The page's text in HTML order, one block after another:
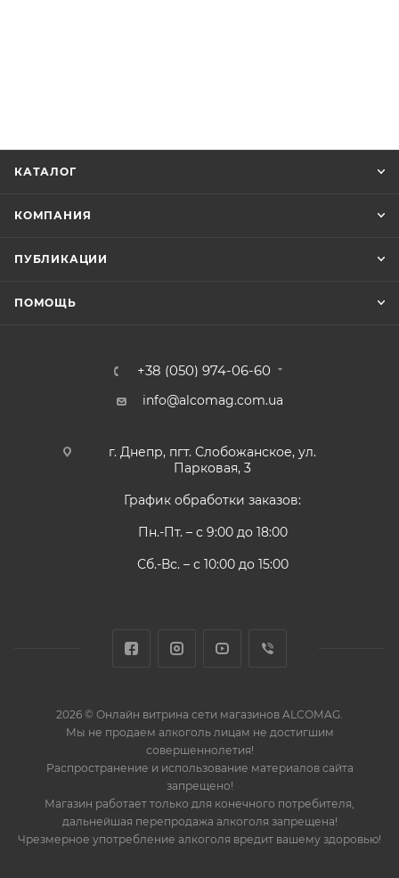
КАТАЛОГ
КОМПАНИЯ
ПУБЛИКАЦИИ
ПОМОЩЬ
+38 (050) 974-06-60
info@alcomag.com.ua
г. Днепр, пгт. Слобожанское, ул.
Парковая, 3
График обработки заказов:
Пн.-Пт. – с 9:00 до 18:00
Сб.-Вс. – с 10:00 до 15:00
2026 © Онлайн витрина сети магазинов ALCOMAG.
Мы не продаем алкоголь лицам не достигшим
совершеннолетия!
Распространение и использование материалов сайта
запрещено!
Магазин работает только для конечного потребителя,
дальнейшая перепродажа алкоголя запрещена!
Чрезмерное употребление алкоголя вредит вашему здоровью!